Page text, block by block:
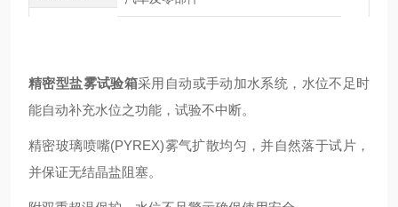
精密型盐雾试验箱采用自动或手动加水系统，水位不足时
能自动补充水位之功能，试验不中断。
精密玻璃喷嘴(PYREX)雾气扩散均匀，并自然落于试片，
并保证无结晶盐阻塞。